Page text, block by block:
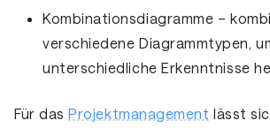
Kombinationsdiagramme –
verschiedene Diagrammtypen,
unterschiedliche Erkenntnisse
Für dasProjektmanagement lässt